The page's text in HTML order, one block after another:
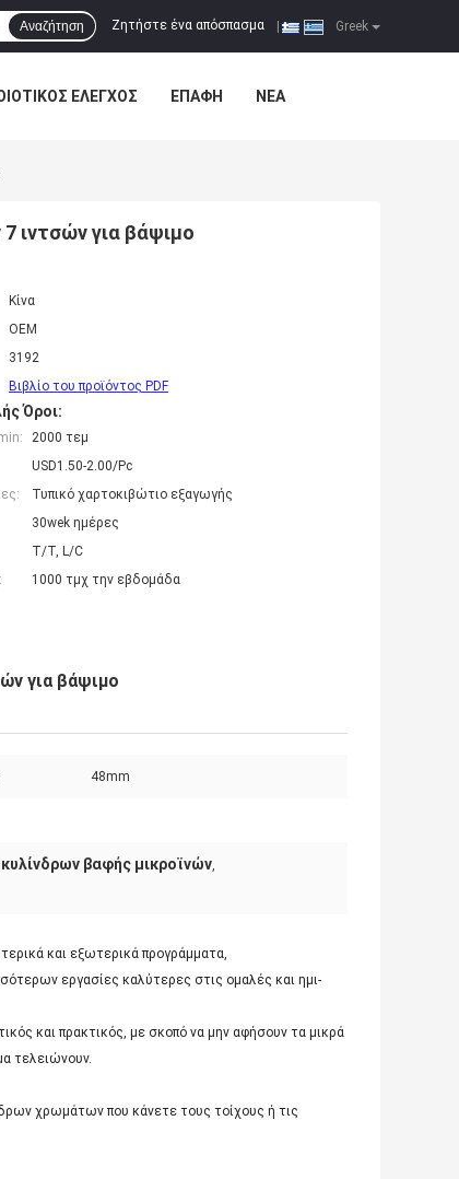
Greek
Ζητήστε ένα απόσπασμα
Αναζήτηση
ΈΛΕΓΧΟΣ ΕΠΑΦΉ ΝΈΑ
ιντσών για βάψιμο
Κίνα
OEM
3192
Βιβλίο του προϊόντος PDF
Όροι:
2000 τεμ
USD1.50-2.00/Pc
Τυπικό χαρτοκιβώτιο εξαγωγής
30wek ημέρες
T/T, L/C
1000 τμχ την εβδομάδα
για βάψιμο
48mm
βαφής μικροϊνών,
και εξωτερικά προγράμματα,
εργασίες καλύτερες στις ομαλές και ημι-
και πρακτικός, με σκοπό να μην αφήσουν τα μικρά
τελειώνουν.
χρωμάτων που κάνετε τους τοίχους ή τις